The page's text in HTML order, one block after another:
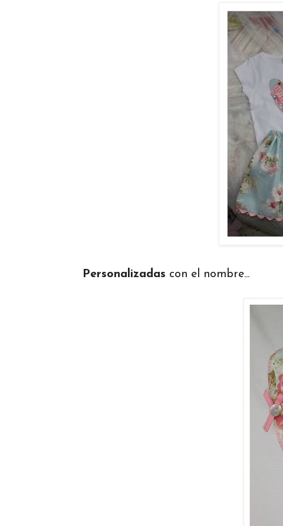
Personalizadas con el nombre...